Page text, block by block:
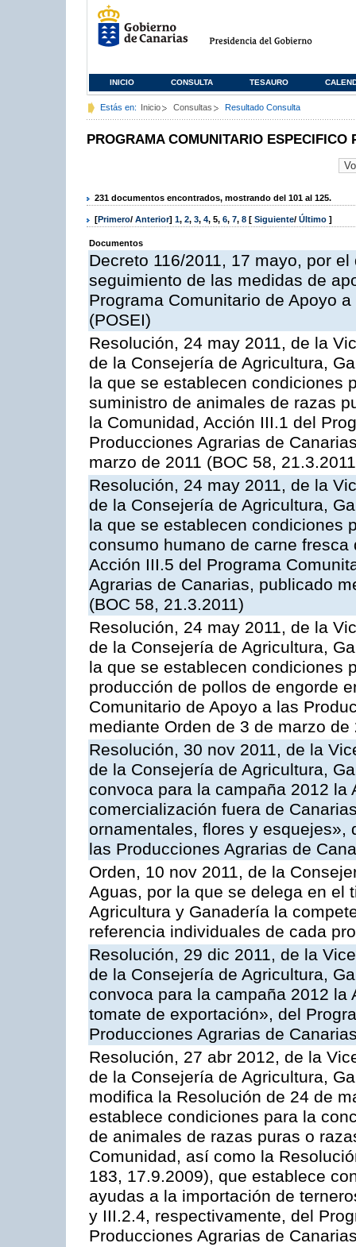
INICIO CONSULTA TESAURO
Estás en: Inicio Consultas Resultado Consulta
PROGRAMA COMUNITARIO ESPECIFICO
231 documentos encontrados, mostrando del 101 al 125.
[Primero/ Anterior] 1, 2, 3, 4, 5, 6, 7, 8 [ Siguiente/ Último ]
Documentos
Decreto 116/2011, 17 mayo, por
seguimiento de las medidas de
Programa Comunitario de Apoyo
(POSEI)
Resolución, 24 may 2011, de la
de la Consejería de Agricultura,
la que se establecen condiciones
suministro de animales de razas
la Comunidad, Acción III.1 del
Producciones Agrarias de
marzo de 2011 (BOC 58,
Resolución, 24 may 2011, de la
de la Consejería de Agricultura,
la que se establecen condiciones
consumo humano de carne
Acción III.5 del Programa
Agrarias de Canarias, publicado
(BOC 58, 21.3.2011)
Resolución, 24 may 2011, de la
de la Consejería de Agricultura,
la que se establecen condiciones
producción de pollos de engorde
Comunitario de Apoyo a las
mediante Orden de 3 de marzo de
Resolución, 30 nov 2011, de la
de la Consejería de Agricultura,
convoca para la campaña 2012 la
comercialización fuera de
ornamentales, flores y esquejes»,
las Producciones Agrarias de
Orden, 10 nov 2011, de la
Aguas, por la que se delega en el
Agricultura y Ganadería la
referencia individuales de cada
Resolución, 29 dic 2011, de la
de la Consejería de Agricultura,
convoca para la campaña 2012
tomate de exportación», del
Producciones Agrarias de
Resolución, 27 abr 2012, de la
de la Consejería de Agricultura,
modifica la Resolución de 24 de
establece condiciones para la
de animales de razas puras o
Comunidad, así como la
183, 17.9.2009), que establece
ayudas a la importación de
y III.2.4, respectivamente, del
Producciones Agrarias de